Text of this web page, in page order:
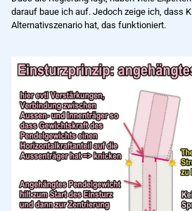
darauf baue ich auf. Jedoch zeige ich, dass
Alternativszenario hat, das funktioniert.